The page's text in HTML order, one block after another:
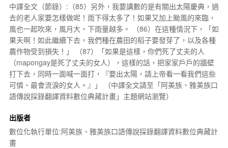
中譯全文（節錄）:（85）另外，我要講數的是有關出太陽慶典，過
去的老人家要怎樣做呢！雨下得太多了！如果又加上颱風的來臨，
風也一起吹來，風月大，下雨量越多。 （86）在這種情況下，「如
果天啊！如此繼續下去，我們種在農田的稻子要發芽了，以及各種
農作物受到損失！」 （87）「如果是這樣，你們死了丈夫的人
（mapongay是死了丈夫的女人），這樣的話，把家家戶戶的牆壁
打下去，同時一面喊一面打，『要出太陽，請上帝看一看我們這些
可憐、最會流淚的女人。』」 （中譯全文請至「阿美族、雅美族口
語傳說採錄翻譯資料數位典藏計畫」主題網站瀏覽）
出版者
數位化執行單位:阿美族、雅美族口語傳說採錄翻譯資料數位典藏計
畫